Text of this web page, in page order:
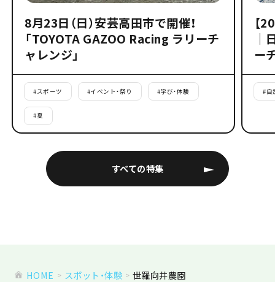
すべての特集
8月23日（日）安芸高田市で開催！
「TOYOTA GAZOO Racing ラリーチ
ャレンジ」
#スポーツ #イベント・祭り #学び・体験
#夏
【
｜
ー
#自
HOME スポット・体験 世羅向井農園